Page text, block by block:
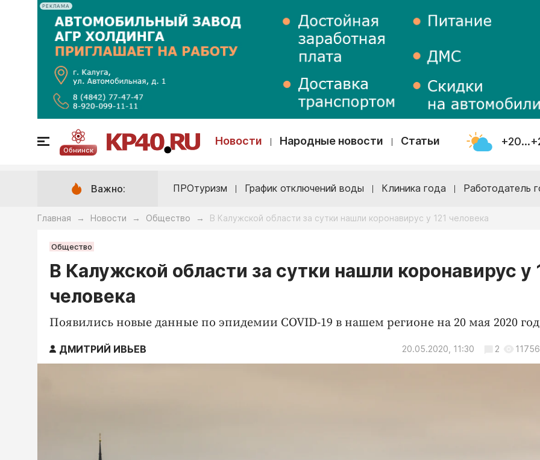
РЕКЛАМА
Обнинск
Новости Народные новости Статьи
Важно: ПРОтуризм График отключений воды Клиника года Работодатель
Главная → Новости → Общество → В Калужской области за сутки нашли коронавирус у 121 человека
Общество
В Калужской области за сутки нашли коронавирус у
человека
Появились новые данные по эпидемии COVID-19 в нашем регионе на 20 мая 2020
ДМИТРИЙ ИВЬЕВ 20.05.2020, 11:30 2 11756